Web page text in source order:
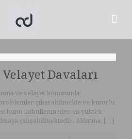
Davaları
ve velayet konusunda
çıkarabilmekte ve kusurlu
bunu kabullenmeden en yüksek
çalışabilmektedir. Aldatma,[…]